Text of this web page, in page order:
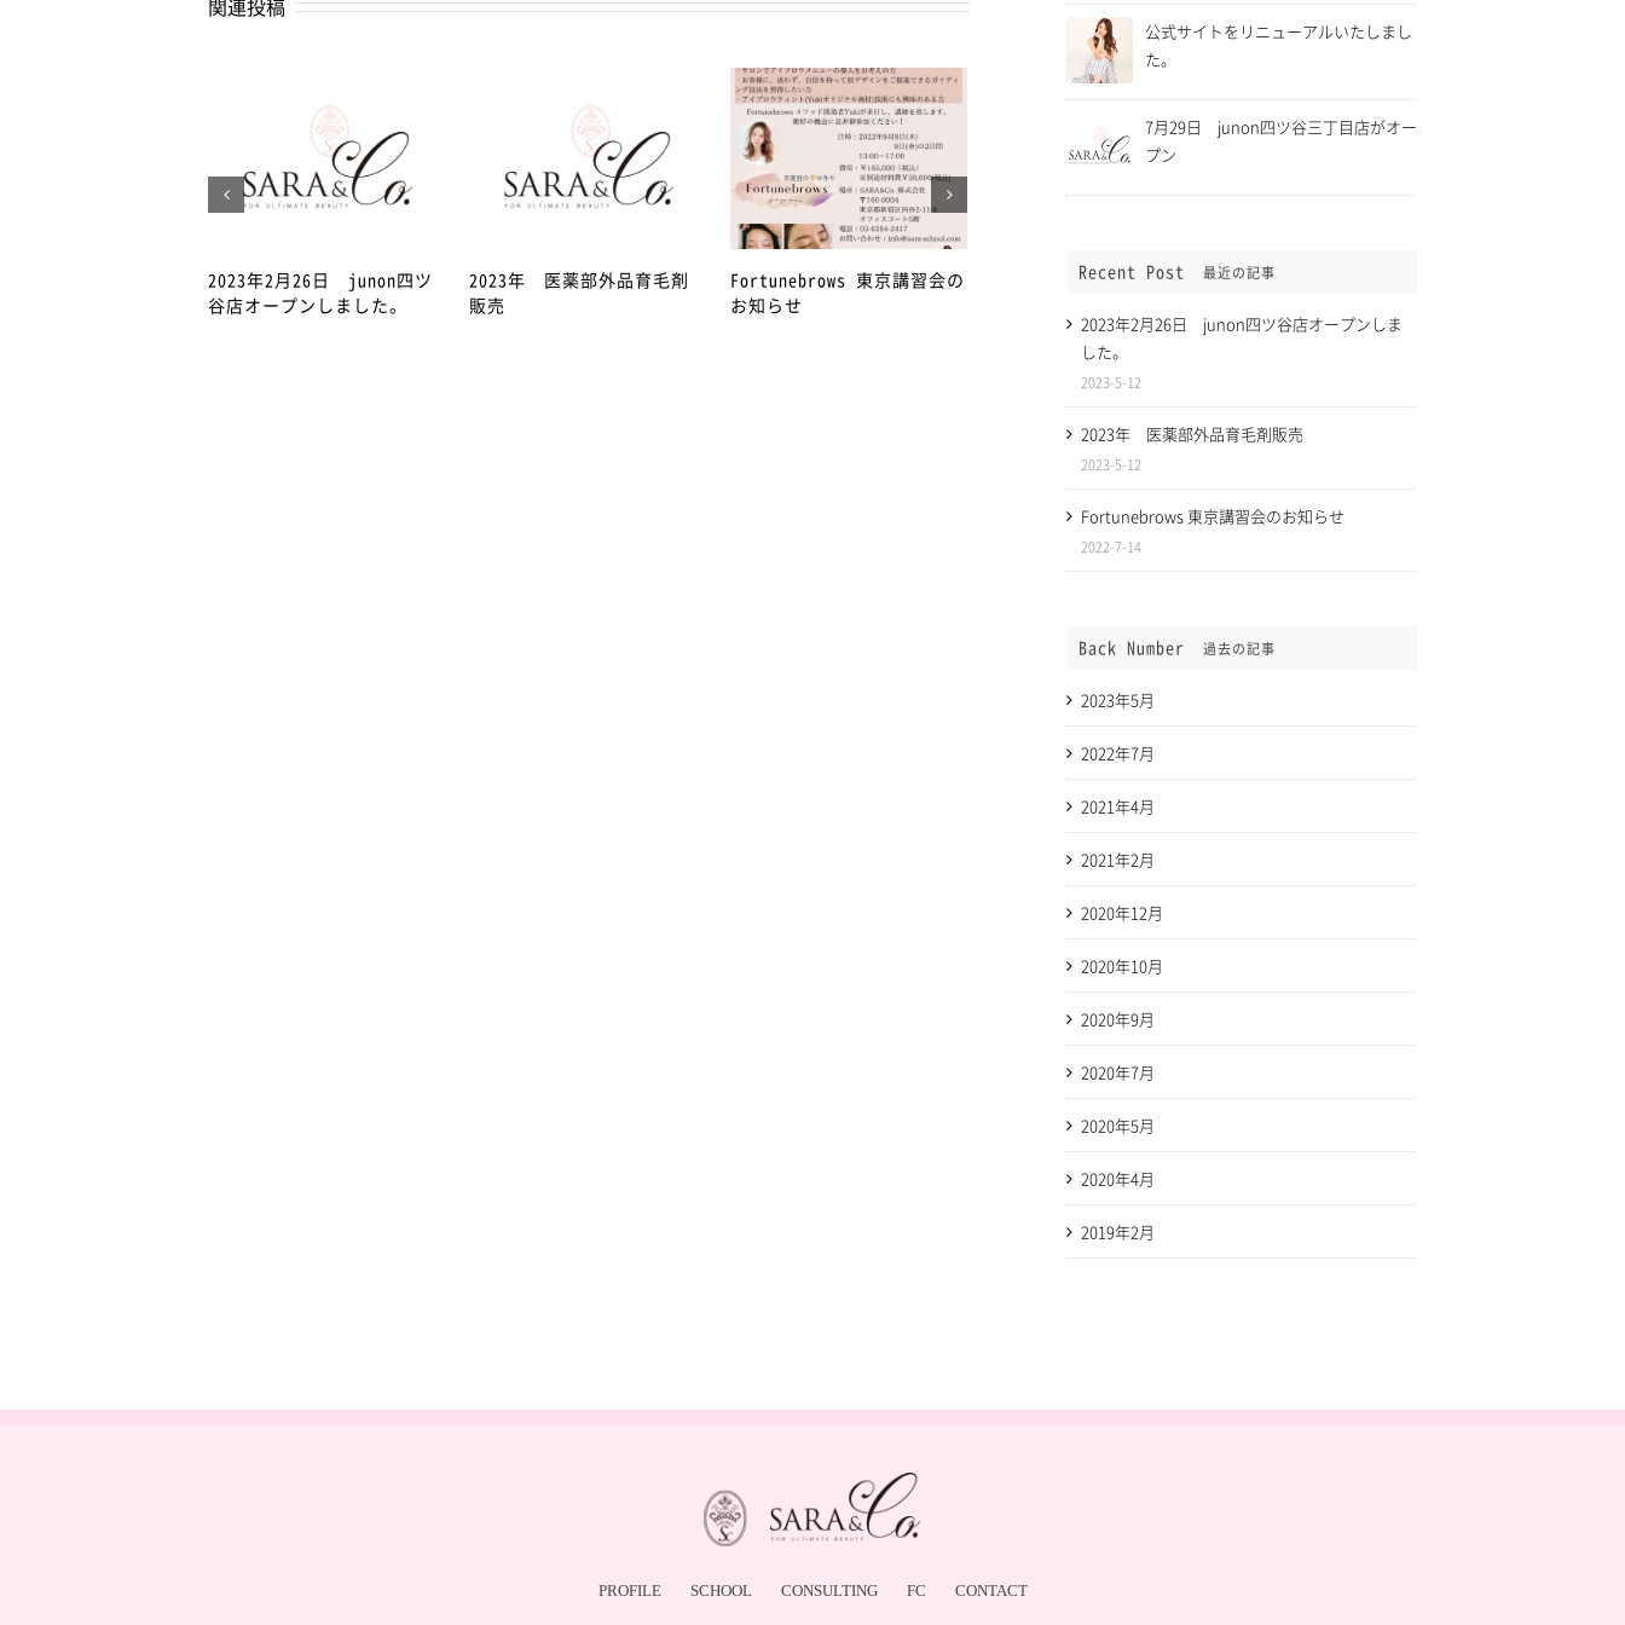
関連投稿
2023年2月26日 junon四ツ
谷店オープンしました。
2023年 医薬部外品育毛剤
販売
Fortunebrows 東京講習会の
お知らせ
4月27日から5月11日まで緊
丁目店を臨時休業致します。
2021年4月1日 消費税「総
スについて税込表記になりま
公式サイトをリニューアルいたしまし
た。
7月29日 junon四ツ谷三丁目店がオー
プン
Recent Post 最近の記事
2023年2月26日 junon四ツ谷店オープンしま
した。
2023-5-12
2023年 医薬部外品育毛剤販売
2023-5-12
Fortunebrows 東京講習会のお知らせ
2022-7-14
Back Number 過去の記事
2023年5月
2022年7月
2021年4月
2021年2月
2020年12月
2020年10月
2020年9月
2020年7月
2020年5月
2020年4月
2019年2月
PROFILE SCHOOL CONSULTING FC CONTACT